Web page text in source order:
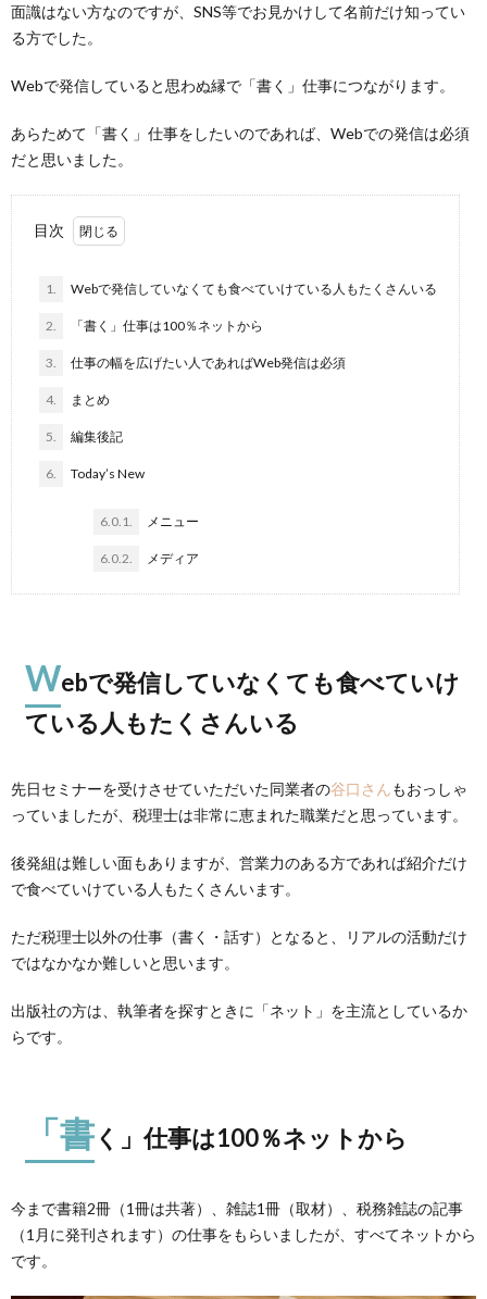
面識はない方なのですが、SNS等でお見かけして名前だけ知ってい
る方でした。
Webで発信していると思わぬ縁で「書く」仕事につながります。
あらためて「書く」仕事をしたいのであれば、Webでの発信は必須
だと思いました。
目次
1. Webで発信していなくても食べていけている人もたくさんいる
2. 「書く」仕事は100％ネットから
3. 仕事の幅を広げたい人であればWeb発信は必須
4. まとめ
5. 編集後記
6. Today’s New
6.0.1. メニュー
6.0.2. メディア
Webで発信していなくても食べていけ
ている人もたくさんいる
先日セミナーを受けさせていただいた同業者の谷口さんもおっしゃ
っていましたが、税理士は非常に恵まれた職業だと思っています。
後発組は難しい面もありますが、営業力のある方であれば紹介だけ
で食べていけている人もたくさんいます。
ただ税理士以外の仕事（書く・話す）となると、リアルの活動だけ
ではなかなか難しいと思います。
出版社の方は、執筆者を探すときに「ネット」を主流としているか
らです。
「書く」仕事は100％ネットから
今まで書籍2冊（1冊は共著）、雑誌1冊（取材）、税務雑誌の記事
（1月に発刊されます）の仕事をもらいましたが、すべてネットから
です。